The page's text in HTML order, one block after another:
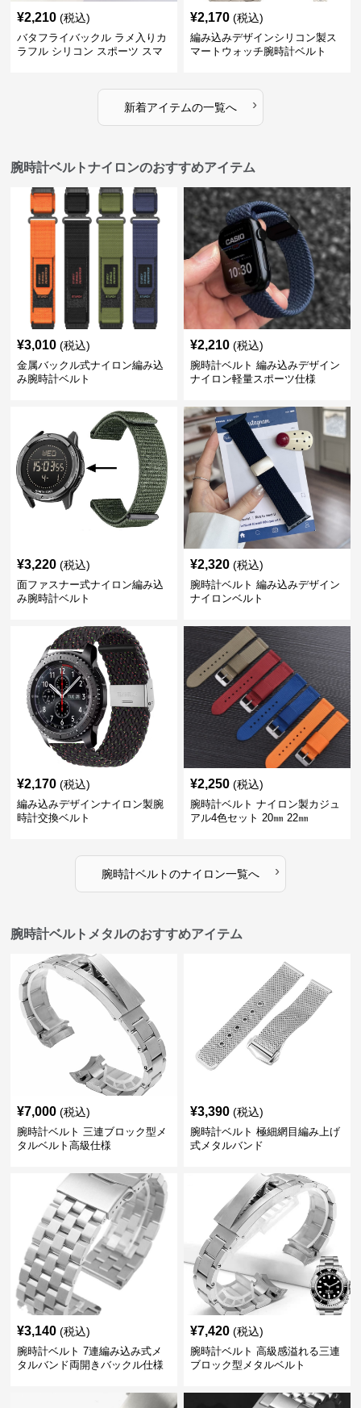
¥2,210 (税込)
バタフライバックル ラメ入りカ
ラフル シリコン スポーツ スマ
¥2,170 (税込)
編み込みデザインシリコン製ス
マートウォッチ腕時計ベルト
新着アイテムの一覧へ ›
腕時計ベルトナイロンのおすすめアイテム
¥3,010 (税込)
金属バックル式ナイロン編み込
み腕時計ベルト
¥2,210 (税込)
腕時計ベルト 編み込みデザイン
ナイロン軽量スポーツ仕様
¥3,220 (税込)
面ファスナー式ナイロン編み込
み腕時計ベルト
¥2,320 (税込)
腕時計ベルト 編み込みデザイン
ナイロンベルト
¥2,170 (税込)
編み込みデザインナイロン製腕
時計交換ベルト
¥2,250 (税込)
腕時計ベルト ナイロン製カジュ
アル4色セット 20㎜ 22㎜
腕時計ベルトのナイロン一覧へ ›
腕時計ベルトメタルのおすすめアイテム
¥7,000 (税込)
腕時計ベルト 三連ブロック型メ
タルベルト高級仕様
¥3,390 (税込)
腕時計ベルト 極細網目編み上げ
式メタルバンド
¥3,140 (税込)
腕時計ベルト 7連編み込み式メ
タルバンド両開きバックル仕様
¥7,420 (税込)
腕時計ベルト 高級感溢れる三連
ブロック型メタルベルト